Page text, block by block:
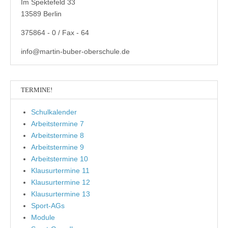
Im Spektefeld 33
13589 Berlin
375864 - 0 / Fax - 64
info@martin-buber-oberschule.de
TERMINE!
Schulkalender
Arbeitstermine 7
Arbeitstermine 8
Arbeitstermine 9
Arbeitstermine 10
Klausurtermine 11
Klausurtermine 12
Klausurtermine 13
Sport-AGs
Module